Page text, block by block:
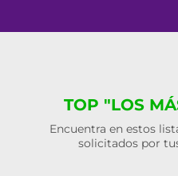
TOP "LOS
Encuentra en estos
solicitados por